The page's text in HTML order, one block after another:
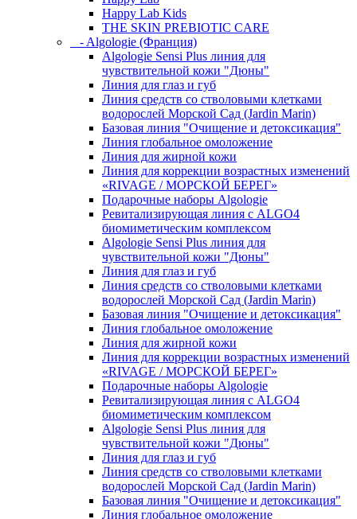
Happy Lab Kids
THE SKIN PREBIOTIC CARE
- Algologie (Франция)
Algologie Sensi Plus линия для
чувcтвительной кожи "Дюны"
Линия для глаз и губ
Линия средств со стволовыми клетками
водорослей Морской Сад (Jardin Marin)
Базовая линия "Очищение и детоксикация"
Линия глобальное омоложение
Линия для жирной кожи
Линия для коррекции возрастных изменений
«RIVAGE / МОРСКОЙ БЕРЕГ»
Подарочные наборы Algologie
Ревитализирующая линия с ALGO4
биомиметическим комплексом
Algologie Sensi Plus линия для
чувcтвительной кожи "Дюны"
Линия для глаз и губ
Линия средств со стволовыми клетками
водорослей Морской Сад (Jardin Marin)
Базовая линия "Очищение и детоксикация"
Линия глобальное омоложение
Линия для жирной кожи
Линия для коррекции возрастных изменений
«RIVAGE / МОРСКОЙ БЕРЕГ»
Подарочные наборы Algologie
Ревитализирующая линия с ALGO4
биомиметическим комплексом
Algologie Sensi Plus линия для
чувcтвительной кожи "Дюны"
Линия для глаз и губ
Линия средств со стволовыми клетками
водорослей Морской Сад (Jardin Marin)
Базовая линия "Очищение и детоксикация"
Линия глобальное омоложение